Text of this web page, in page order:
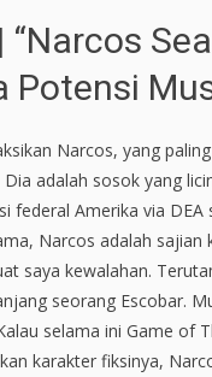
Potensi
Narcos, yang
adalah sosok yang
federal Amerika via
Narcos adalah sajian
saya kewalahan.
seorang Escobar.
selama ini Game of
karakter fiksinya,